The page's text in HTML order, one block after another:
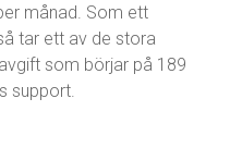
månad. Som ett
tar ett av de stora
som börjar på 189
support.